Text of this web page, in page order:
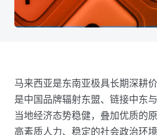
马来西亚是东南亚极具长期深耕
是中国品牌辐射东盟、链接中东
当地经济态势稳健，叠加优质的
高素质人力、稳定的社会政治环